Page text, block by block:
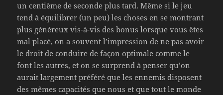
un centième de seconde plus tard. Même si le jeu
tend à équilibrer (un peu) les choses en se montrant
plus généreux vis-à-vis des bonus lorsque vous êtes
mal placé, on a souvent l’impression de ne pas avoir
le droit de conduire de façon optimale comme le
font les autres, et on se surprend à penser qu’on
aurait largement préféré que les ennemis disposent
des mêmes capacités que nous et que tout le monde